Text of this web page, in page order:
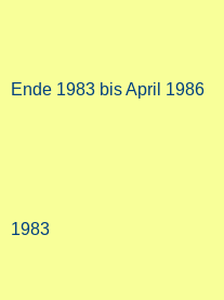
Ende 1983 bis April 1986
1983